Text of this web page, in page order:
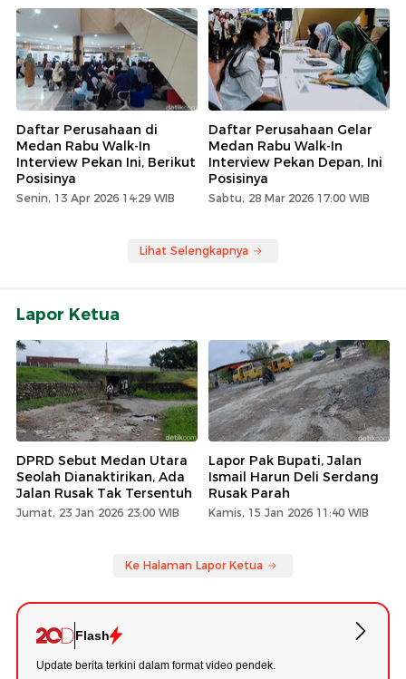
Daftar Perusahaan di
Medan Rabu Walk-In
Interview Pekan Ini, Berikut
Posisinya
Senin, 13 Apr 2026 14:29 WIB
Daftar Perusahaan Gelar
Medan Rabu Walk-In
Interview Pekan Depan, Ini
Posisinya
Sabtu, 28 Mar 2026 17:00 WIB
Lihat Selengkapnya
Lapor Ketua
DPRD Sebut Medan Utara
Seolah Dianaktirikan, Ada
Jalan Rusak Tak Tersentuh
Jumat, 23 Jan 2026 23:00 WIB
Lapor Pak Bupati, Jalan
Ismail Harun Deli Serdang
Rusak Parah
Kamis, 15 Jan 2026 11:40 WIB
Ke Halaman Lapor Ketua
Flash
Update berita terkini dalam format video pendek.